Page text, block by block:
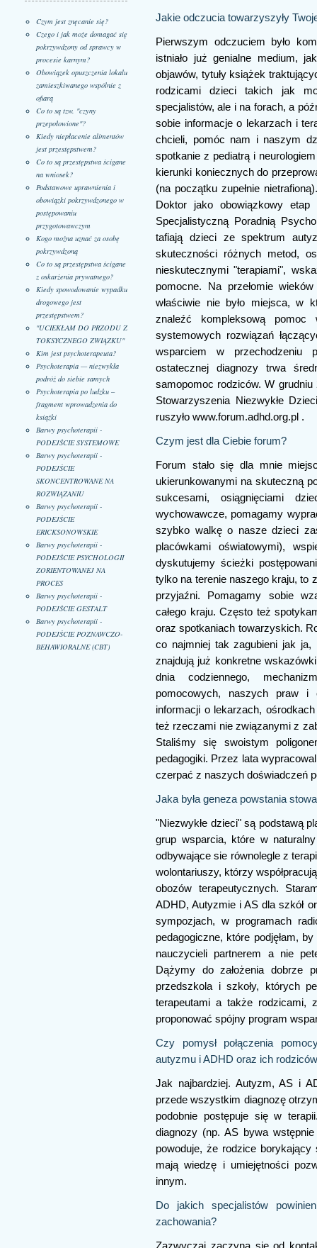
Czym jest znęcanie się?
Czego i jak może domagać się
pokrzywdzony od sprawcy w
procesie karnym?
Obowiązek opuszczenia lokalu
zamieszkiwanego wspólnie z
ofiarą
Co to są tzw. "czyny
przepołowione"?
Kiedy niepłacenie alimentów
jest przestępstwem?
Co to są przestępstwa ścigane
na wniosek?
Podstawowe uprawnienia i
obowiązki pokrzywdzonego w
postępowaniu
przygotowawczym
Kogo można uznać za osobę
pokrzywdzoną
Co to są przestępstwa ścigane
z oskarżenia prywatnego?
Kiedy spowodowanie wypadku
drogowego jest
przestępstwem?
"UCIEKŁAM DO PRZODU Z
TOKSYCZNEGO ZWIĄZKU"
Kim jest psychoterapeuta?
Psychoterapia — niezwykła
podróż do siebie samych
Psychoterapia po ludzku –
fragment wprowadzenia do
książki
Barwy psychoterapii -
PODEJŚCIE SYSTEMOWE
Barwy psychoterapii -
PODEJŚCIE
SKONCENTROWANE NA
ROZWIĄZANIU
Barwy psychoterapii -
PODEJŚCIE
ERICKSONOWSKIE
Barwy psychoterapii -
PODEJŚCIE PSYCHOLOGII
ZORIENTOWANEJ NA
PROCES
Barwy psychoterapii -
PODEJŚCIE GESTALT
Barwy psychoterapii -
PODEJŚCIE POZNAWCZO-
BEHAWIORALNE (CBT)
Jakie odczucia towarzyszyły
Pierwszym odczuciem było
istniało już genialne medium,
objawów, tytuły książek
rodzicami dzieci takich jak
specjalistów, ale i na forach, a
sobie informacje o lekarzach i
chcieli, pomóc nam i naszym
spotkanie z pediatrą i
kierunki koniecznych do
(na początku zupełnie
Doktor jako obowiązkowy
Specjalistyczną Poradnią
tafiają dzieci ze spektrum
skuteczności różnych metod,
nieskutecznymi "terapiami",
pomocne. Na przełomie
właściwie nie było miejsca, w
znaleźć kompleksową
systemowych rozwiązań
wsparciem w przechodzeniu
ostatecznej diagnozy trwa
samopomoc rodziców. W grudniu
Stowarzyszenia Niezwykłe
ruszyło www.forum.adhd.org.pl .
Czym jest dla Ciebie forum?
Forum stało się dla mnie
ukierunkowanymi na skuteczną
sukcesami, osiągnięciami
wychowawcze, pomagamy
szybko walkę o nasze dzieci
placówkami oświatowymi),
dyskutujemy ścieżki
tylko na terenie naszego kraju, to
przyjaźni. Pomagamy sobie
całego kraju. Często też
oraz spotkaniach towarzyskich.
co najmniej tak zagubieni jak
znajdują już konkretne
dnia codziennego,
pomocowych, naszych praw i
informacji o lekarzach,
też rzeczami nie związanymi z
Staliśmy się swoistym
pedagogiki. Przez lata
czerpać z naszych doświadczeń
Jaka była geneza powstania
"Niezwykłe dzieci" są podstawą
grup wsparcia, które w
odbywające sie równolegle z
wolontariuszy, którzy
obozów terapeutycznych.
ADHD, Autyzmie i AS dla szkół
sympozjach, w programach
pedagogiczne, które podjęłam,
nauczycieli partnerem a nie
Dążymy do założenia dobrze
przedszkola i szkoły, których
terapeutami a także rodzicami,
proponować spójny program
Czy pomysł połączenia
autyzmu i ADHD oraz ich
Jak najbardziej. Autyzm, AS i
przede wszystkim diagnozę
podobnie postępuje się w
diagnozy (np. AS bywa
powoduje, że rodzice
mają wiedzę i umiejętności
innym.
Do jakich specjalistów
zachowania?